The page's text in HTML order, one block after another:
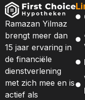
Ramazan Yilmaz
brengt meer dan
15 jaar ervaring in
de financiële
dienstverlening
met zich mee en is
actief als